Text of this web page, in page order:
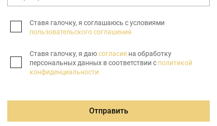
Ставя галочку, я соглашаюсь с условиями
пользовательского соглашения
Ставя галочку, я даюсогласие на обработку
персональных данных в соответствии с политикой
конфиденциальности
Отправить